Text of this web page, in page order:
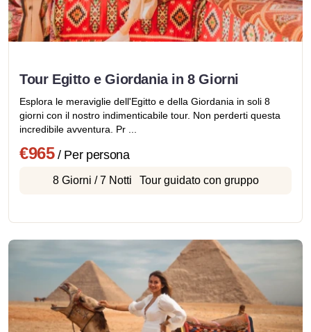
Tour Egitto e Giordania in 8 Giorni
Esplora le meraviglie dell'Egitto e della Giordania in soli 8
giorni con il nostro indimenticabile tour. Non perderti questa
incredibile avventura. Pr ...
€965/ Per persona
8 Giorni / 7 Notti Tour guidato con gruppo